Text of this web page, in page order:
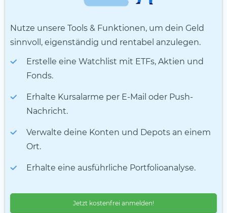
Nutze unsere Tools & Funktionen, um dein Geld
sinnvoll, eigenständig und rentabel anzulegen.
Erstelle eine Watchlist mit ETFs, Aktien und
Fonds.
Erhalte Kursalarme per E-Mail oder Push-
Nachricht.
Verwalte deine Konten und Depots an einem
Ort.
Erhalte eine ausführliche Portfolioanalyse.
Jetzt kostenfrei anmelden!